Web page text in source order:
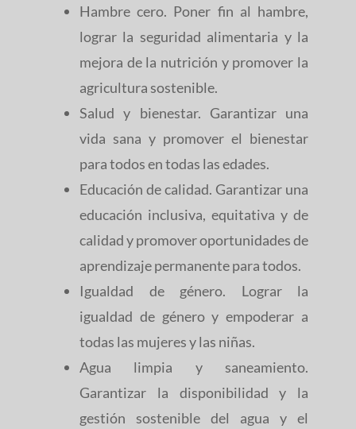
Hambre cero. Poner fin al hambre,
lograr la seguridad alimentaria y la
mejora de la nutrición y promover la
agricultura sostenible.
Salud y bienestar. Garantizar una
vida sana y promover el bienestar
para todos en todas las edades.
Educación de calidad. Garantizar una
educación inclusiva, equitativa y de
calidad y promover oportunidades de
aprendizaje permanente para todos.
Igualdad de género. Lograr la
igualdad de género y empoderar a
todas las mujeres y las niñas.
Agua limpia y saneamiento.
Garantizar la disponibilidad y la
gestión sostenible del agua y el